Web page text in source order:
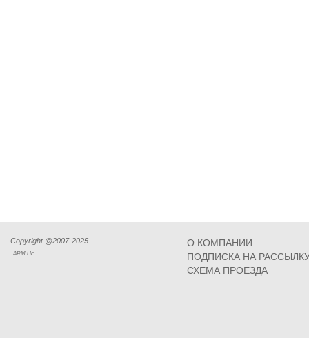
Copyright @2007-2025
ARM Llc
О КОМПАНИИ
ПОДПИСКА НА
СХЕМА ПРОЕЗДА